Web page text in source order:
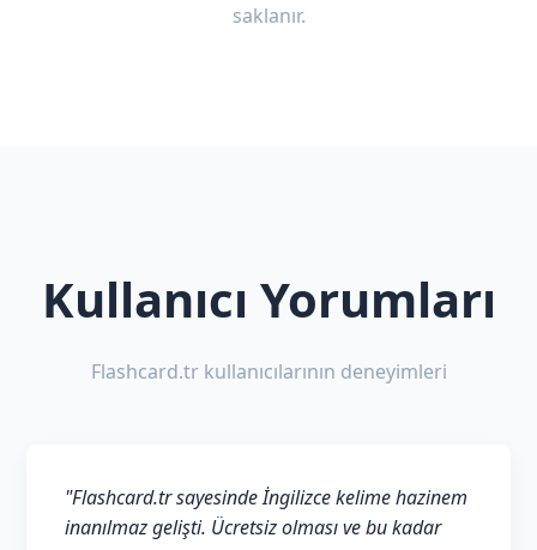
saklanır.
Kullanıcı Yorumları
Flashcard.tr kullanıcılarının deneyimleri
"Flashcard.tr sayesinde İngilizce kelime hazinem
inanılmaz gelişti. Ücretsiz olması ve bu kadar